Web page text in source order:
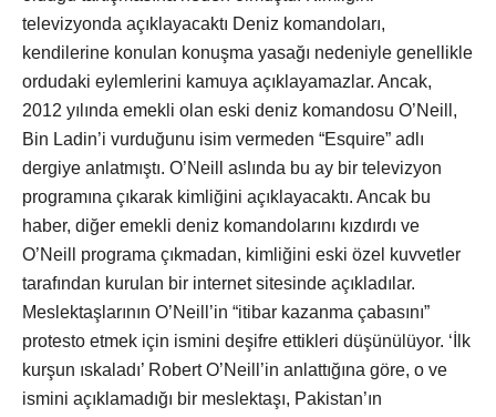
televizyonda açıklayacaktı Deniz komandoları,
kendilerine konulan konuşma yasağı nedeniyle genellikle
ordudaki eylemlerini kamuya açıklayamazlar. Ancak,
2012 yılında emekli olan eski deniz komandosu O’Neill,
Bin Ladin’i vurduğunu isim vermeden “Esquire” adlı
dergiye anlatmıştı. O’Neill aslında bu ay bir televizyon
programına çıkarak kimliğini açıklayacaktı. Ancak bu
haber, diğer emekli deniz komandolarını kızdırdı ve
O’Neill programa çıkmadan, kimliğini eski özel kuvvetler
tarafından kurulan bir internet sitesinde açıkladılar.
Meslektaşlarının O’Neill’in “itibar kazanma çabasını”
protesto etmek için ismini deşifre ettikleri düşünülüyor. ‘İlk
kurşun ıskaladı’ Robert O’Neill’in anlattığına göre, o ve
ismini açıklamadığı bir meslektaşı, Pakistan’ın